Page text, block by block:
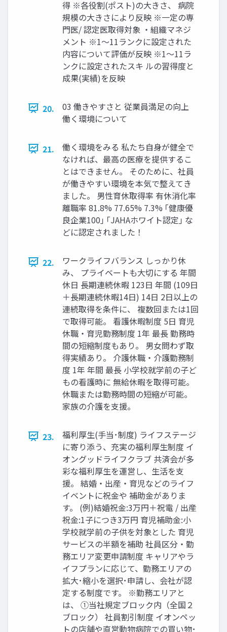
得 ※各役割(ポスト)の大きさ、 病院
規模の大きさにより反映 ※一定の専
門医/ 認定医取得対象 ・組織マネジ
メント ※1～11ランクに設定された
内容について評価が反映 ※1～11ラ
ンクに設定されたスキ ルの習得度と
成果(実績)を反映
20.
03 働きやすさと 従業員満足の向上
働く環境について
21.
働く環境をみる 私たち自身が健全で
なければ、最高の医療を提供するこ
とはできません。 そのために、社員
が働きやすい環境を本気で整えてき
ました。 男性育休取得率 有休消化率
離職率 81.8% 77.65% 7.3% ｢健康優
良企業100｣ ｢JAHAホワイト認定｣ な
どに認定されました！
22.
ワークライフバランス しっかり休
み、 プライベートも大切にする 年間
休日 長期連続休暇 123日 年間 (109日
＋長期連続休暇14日) 14日 2日以上の
連続取得を条件に、 複数回または1回
で取得可能。 看護休暇制度 5日 育児
休職・育児勤務制度 1年 最長 勤務時
間の短縮制度もあり。 男女問わず取
得実績あり。 介護休職・介護勤務制
度 1年 年間 最長 小学校就学前の子ど
もの看護時に 無給休暇を取得可能。
休職または勤務時間の短縮が可能。
家族の介護を支援。
23.
福利厚生(手当･制度) ライフステージ
に寄り添う、充実の福利厚生制度 イ
オングッドライフクラブ 共済会が多
彩な福利厚生を運営し、生活を支
援。 結婚・出産・育児などのライフ
イベントに祝金や 補助金がありま
す。 (例)結婚祝金:3万円＋祝電 / 出産
祝金:1子につき3万円 育児補助金:小
学校就学前の子供を対象とした 育児
サービスの半額を補助 社員区分・勤
務エリア変更申請制度 キャリアやラ
イフプランに応じて、勤務エリアの
拡大･縮小を選択･申請し、会社が認
定する制度です。 ※勤務エリアと
は、 ①当社規定ブロック内（全国２
ブロック） 社員割引制度 イオンペッ
トの店舗や直営動物病院での買い物･